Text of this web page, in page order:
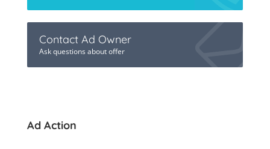
Contact Ad Owner
Ask questions about offer
Ad Action